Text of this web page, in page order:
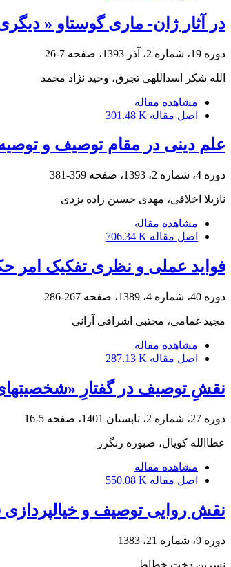
در آثار ژان- ماری گوستاو «
دوره 19، شماره 2، آذر 1393، صفحه 7-26
الله شکر اسداللهی تجرق، وحید نژاد محمد
مشاهده مقاله
اصل مقاله 301.48 K
علم دینی در مقام توصیف و
دوره 4، شماره 2، 1393، صفحه 359-381
نازیلا اخلاقی، مهدی حسین زاده یزدی
مشاهده مقاله
اصل مقاله 706.34 K
فواید عملی و نظری تفکیک امر
دوره 40، شماره 4، 1389، صفحه 267-286
مجید غمامی، مجتبی اشراقی آرانی
مشاهده مقاله
اصل مقاله 287.13 K
نقشِ توصیف‏ در گفتارِ «شخصیت‏های
دوره 27، شماره 2، تابستان 1401، صفحه 5-16
عطاالله کوپال، صبوره رنگرز
مشاهده مقاله
اصل مقاله 550.08 K
نقش روایی توصیف و خیالپردازی
دوره 9، شماره 21، 1383
نسرین دخت خطاط